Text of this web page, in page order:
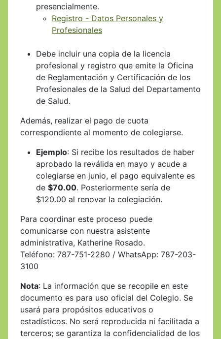
presencialmente.
Registro - Datos Personales y
Profesionales
Debe incluir una copia de la licencia
profesional y registro que emite la Oficina
de Reglamentación y Certificación de los
Profesionales de la Salud del Departamento
de Salud.
Además, realizar el pago de cuota
correspondiente al momento de colegiarse.
Ejemplo: Si recibe los resultados de haber
aprobado la reválida en mayo y acude a
colegiarse en junio, el pago equivalente es
de $70.00. Posteriormente sería de
$120.00 al renovar la colegiación.
Para coordinar este proceso puede
comunicarse con nuestra asistente
administrativa, Katherine Rosado.
Teléfono: 787-751-2280 / WhatsApp: 787-203-
3100
Nota: La información que se recopile en este
documento es para uso oficial del Colegio. Se
usará para propósitos educativos o
estadísticos. No será reproducida ni facilitada a
terceros; se garantiza la confidencialidad de los